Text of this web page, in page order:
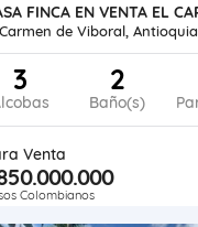
de Viboral, Antioquia
3 2
Baño(s)
Venta
Colombianos